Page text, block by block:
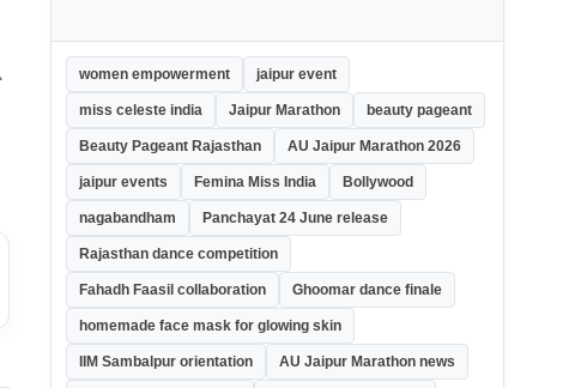
women empowerment jaipur event
miss celeste india Jaipur Marathon beauty pageant
Beauty Pageant Rajasthan AU Jaipur Marathon 2026
jaipur events Femina Miss India Bollywood
nagabandham Panchayat 24 June release
Rajasthan dance competition
Fahadh Faasil collaboration Ghoomar dance finale
homemade face mask for glowing skin
IIM Sambalpur orientation AU Jaipur Marathon news